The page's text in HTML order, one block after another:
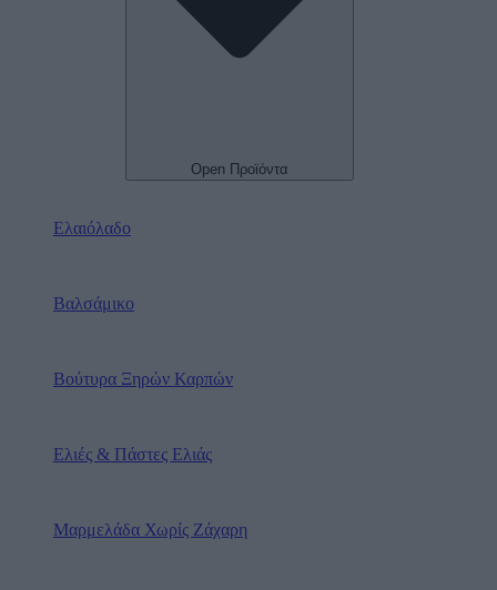
Open Προϊόντα
Ελαιόλαδο
Βαλσάμικο
Βούτυρα Ξηρών Καρπών
Ελιές & Πάστες Ελιάς
Μαρμελάδα Χωρίς Ζάχαρη